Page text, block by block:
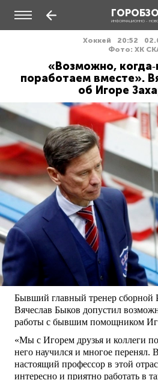
ИНФОРМАЦИОННО -
Хоккей 20:52
Фото: ХК
«Возможно,
поработаем вместе».
об Игоре
Бывший главный тренер сборной
Вячеслав Быков допустил
работы с бывшим помощником
«Мы с Игорем друзья и коллеги
него научился и многое перенял.
настоящий профессор в этой
интересно и приятно работать в